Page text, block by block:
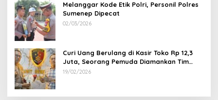
Melanggar Kode Etik Polri, Personil Polres
Sumenep Dipecat
02/03/2026
Curi Uang Berulang di Kasir Toko Rp 12,3
Juta, Seorang Pemuda Diamankan Tim
Reskrim Polsek Lenteng Sumenep
19/02/2026